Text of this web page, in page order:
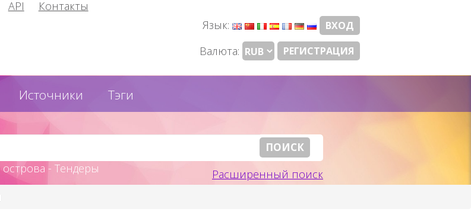
API
Контакты
Язык:
ВХОД
Валюта: РЕГИСТРАЦИЯ
Источники Тэги
- Тендеры
Расширенный поиск